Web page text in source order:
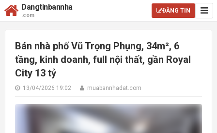
Dangtinbannha
.com
ĐĂNG TIN
Bán nhà phố Vũ Trọng Phụng, 34m², 6
tầng, kinh doanh, full nội thất, gần Royal
City 13 tỷ
13/04/2026 19:02 muabannhadat.com